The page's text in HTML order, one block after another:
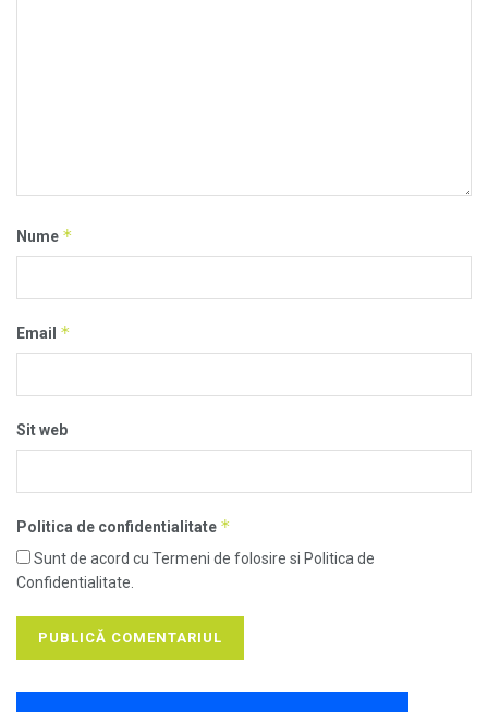
Nume *
Email *
Sit web
Politica de confidentialitate *
Sunt de acord cu Termeni de folosire si Politica de
Confidentialitate.